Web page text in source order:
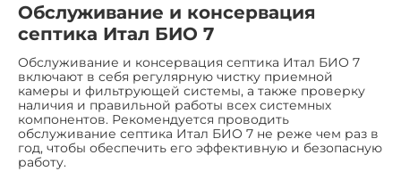
Обслуживание и консервация
септика Итал БИО 7
Обслуживание и консервация септика Итал БИО 7
включают в себя регулярную чистку приемной
камеры и фильтрующей системы, а также проверку
наличия и правильной работы всех системных
компонентов. Рекомендуется проводить
обслуживание септика Итал БИО 7 не реже чем раз в
год, чтобы обеспечить его эффективную и безопасную
работу.